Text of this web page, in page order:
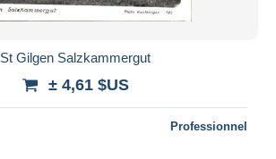
St Gilgen Salzkammergut
± 4,61 $US
Professionnel